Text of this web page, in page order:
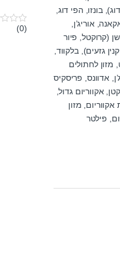
0(0)
בונזו, הפי דוג,
אוריג’ן,
(קרוקטל, פיור
גזעים), בלקווד,
מזון לחתולים
אדוונס, פריסקיס
אקווריום גדול,
אקווריום, מזון
פילטר